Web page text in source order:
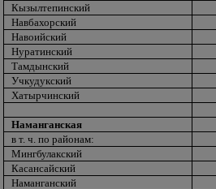
Кызылтепинский
Навбахорский
Навоийский
Нуратинский
Тамдынский
Учкудукский
Хатырчинский
Наманганская
в т. ч. по районам:
Мингбулакский
Касансайский
Наманганский